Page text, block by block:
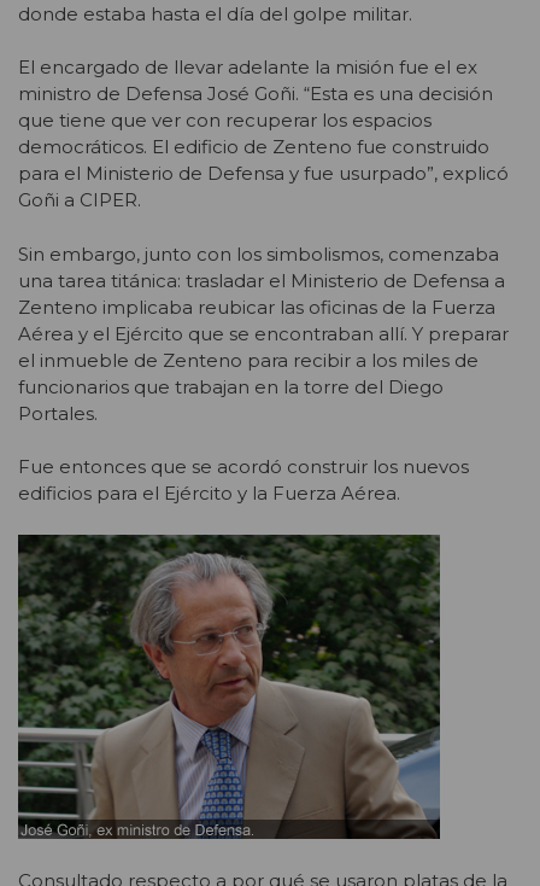
donde estaba hasta el día del golpe militar.
El encargado de llevar adelante la misión fue el ex
ministro de Defensa José Goñi. “Esta es una decisión
que tiene que ver con recuperar los espacios
democráticos. El edificio de Zenteno fue construido
para el Ministerio de Defensa y fue usurpado”, explicó
Goñi a CIPER.
Sin embargo, junto con los simbolismos, comenzaba
una tarea titánica: trasladar el Ministerio de Defensa a
Zenteno implicaba reubicar las oficinas de la Fuerza
Aérea y el Ejército que se encontraban allí. Y preparar
el inmueble de Zenteno para recibir a los miles de
funcionarios que trabajan en la torre del Diego
Portales.
Fue entonces que se acordó construir los nuevos
edificios para el Ejército y la Fuerza Aérea.
Consultado respecto a por qué se usaron platas de la